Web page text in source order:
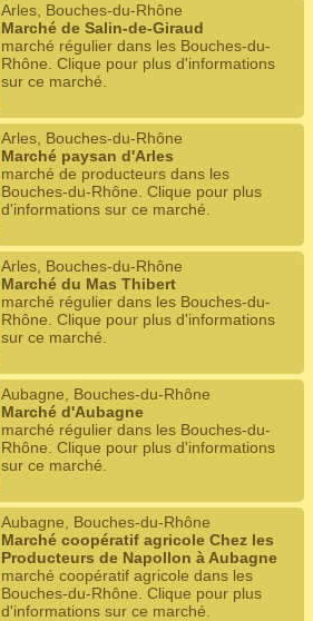
Arles, Bouches-du-Rhône
Marché de Salin-de-Giraud
marché régulier dans les Bouches-du-
Rhône. Clique pour plus d'informations
sur ce marché.
Arles, Bouches-du-Rhône
Marché paysan d'Arles
marché de producteurs dans les
Bouches-du-Rhône. Clique pour plus
d'informations sur ce marché.
Arles, Bouches-du-Rhône
Marché du Mas Thibert
marché régulier dans les Bouches-du-
Rhône. Clique pour plus d'informations
sur ce marché.
Aubagne, Bouches-du-Rhône
Marché d'Aubagne
marché régulier dans les Bouches-du-
Rhône. Clique pour plus d'informations
sur ce marché.
Aubagne, Bouches-du-Rhône
Marché coopératif agricole Chez les
Producteurs de Napollon à Aubagne
marché coopératif agricole dans les
Bouches-du-Rhône. Clique pour plus
d'informations sur ce marché.